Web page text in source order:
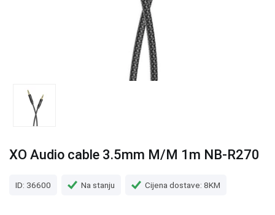
XO Audio cable 3.5mm M/M 1m NB-R270
ID: 36600 Na stanju Cijena dostave: 8KM